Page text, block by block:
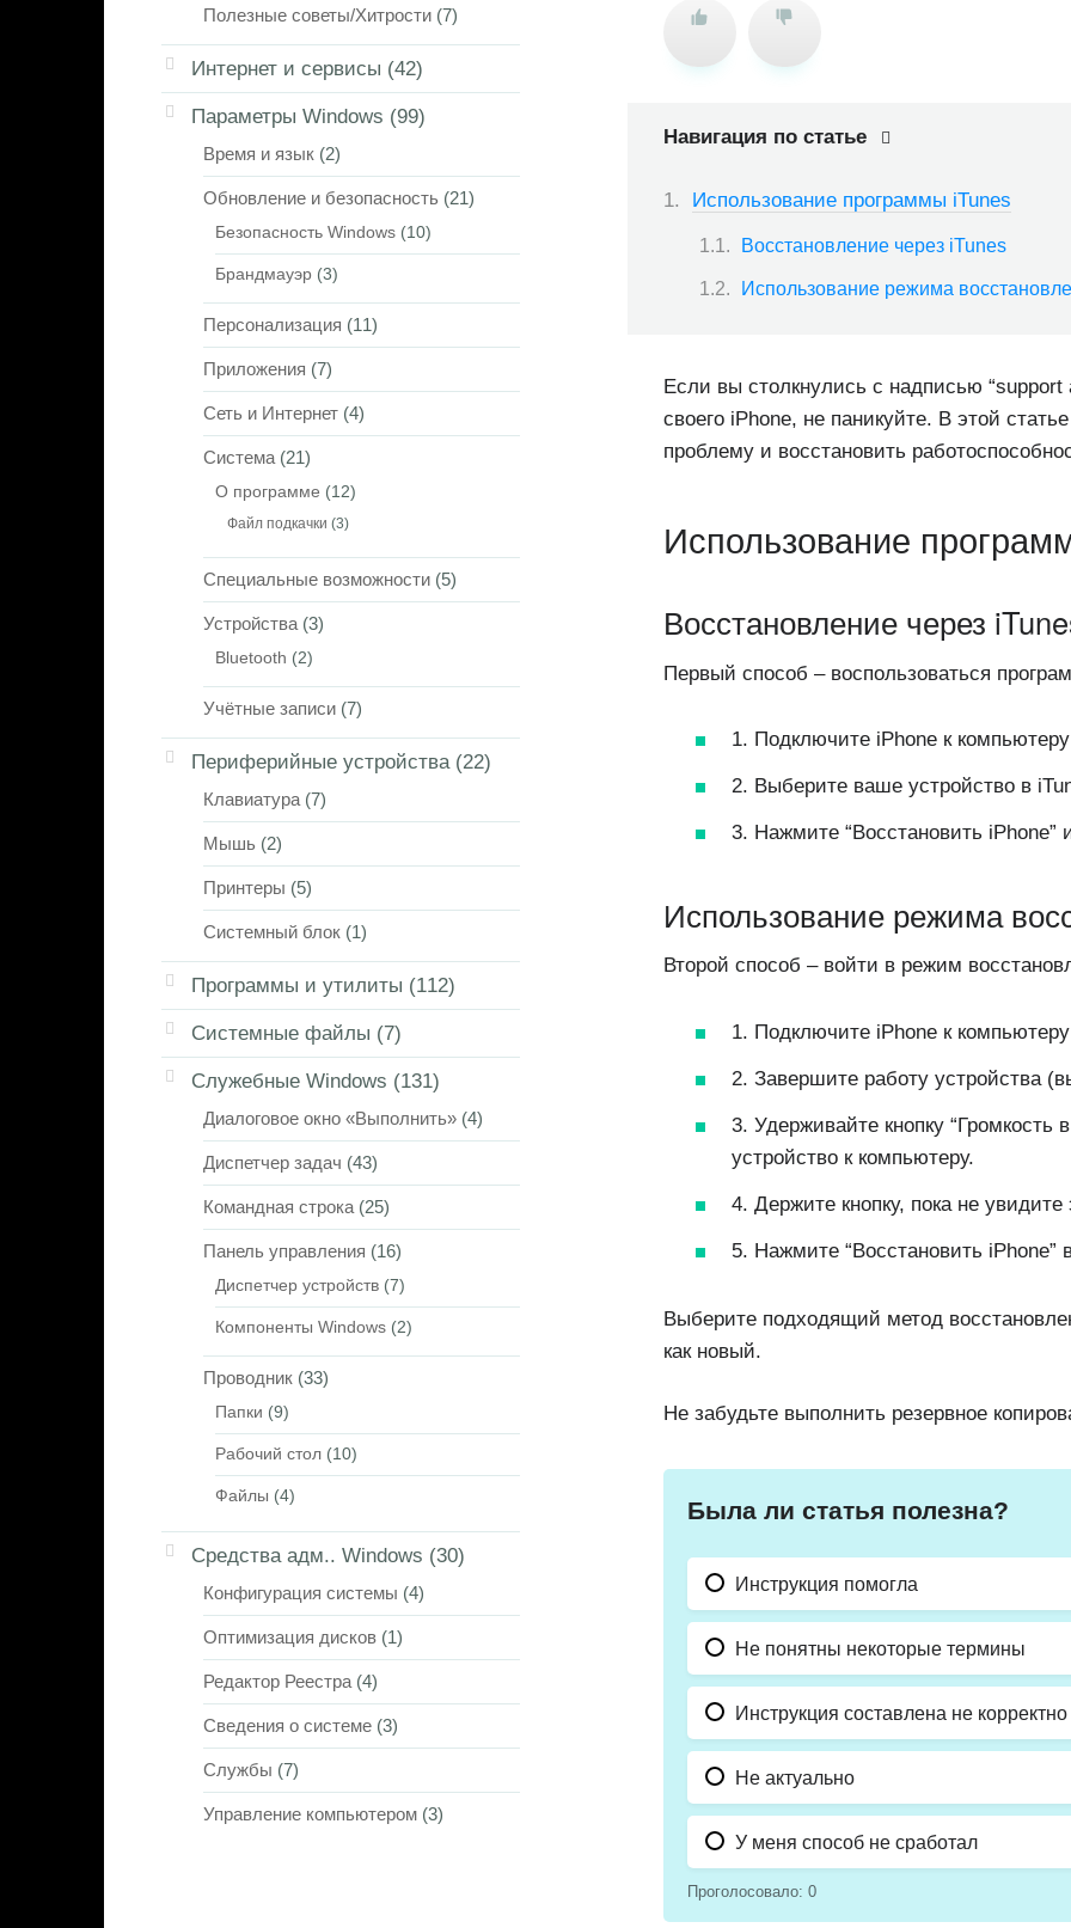
Навигация по статье
Использование программы iTunes
Восстановление через iTunes
Использование режима
Если вы столкнулись с надписью “support
своего iPhone, не паникуйте. В этой
проблему и восстановить
Использование
Восстановление через
Первый способ – воспользоваться
1. Подключите iPhone к
2. Выберите ваше устройство в
3. Нажмите “Восстановить iPhone”
Использование режима
Второй способ – войти в режим
1. Подключите iPhone к
2. Завершите работу устройства
3. Удерживайте кнопку “Громкость
устройство к компьютеру.
4. Держите кнопку, пока не
5. Нажмите “Восстановить
Выберите подходящий метод
как новый.
Не забудьте выполнить резервное
Была ли статья полезна?
Инструкция помогла
Не понятны некоторые термины
Инструкция составлена не корректно
Не актуально
У меня способ не сработал
Проголосовало: 0
Полезные советы/Хитрости (7)
Интернет и сервисы (42)
Параметры Windows (99)
Время и язык (2)
Обновление и безопасность (21)
Безопасность Windows (10)
Брандмауэр (3)
Персонализация (11)
Приложения (7)
Сеть и Интернет (4)
Система (21)
О программе (12)
Файл подкачки (3)
Специальные возможности (5)
Устройства (3)
Bluetooth (2)
Учётные записи (7)
Периферийные устройства(22)
Клавиатура (7)
Мышь (2)
Принтеры (5)
Системный блок (1)
Программы и утилиты (112)
Системные файлы (7)
Служебные Windows (131)
Диалоговое окно «Выполнить» (4)
Диспетчер задач (43)
Командная строка (25)
Панель управления (16)
Диспетчер устройств (7)
Компоненты Windows (2)
Проводник (33)
Папки (9)
Рабочий стол (10)
Файлы (4)
Средства адм.. Windows (30)
Конфигурация системы (4)
Оптимизация дисков (1)
Редактор Реестра (4)
Сведения о системе (3)
Службы (7)
Управление компьютером (3)